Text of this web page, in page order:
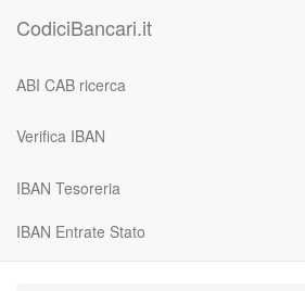
CodiciBancari.it
ABI CAB ricerca
Verifica IBAN
IBAN Tesoreria
IBAN Entrate Stato